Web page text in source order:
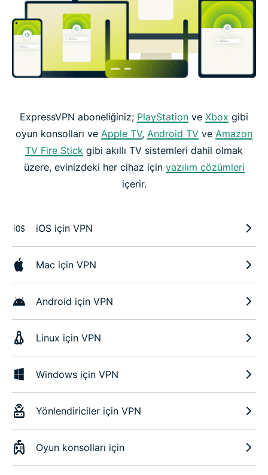
ExpressVPN aboneliğiniz; PlayStation ve Xbox gibi
oyun konsolları ve Apple TV, Android TV ve Amazon
TV Fire Stick gibi akıllı TV sistemleri dahil olmak
üzere, evinizdeki her cihaz için yazılım çözümleri
içerir.
iOS için VPN
Mac için VPN
Android için VPN
Linux için VPN
Windows için VPN
Yönlendiriciler için VPN
Oyun konsolları için